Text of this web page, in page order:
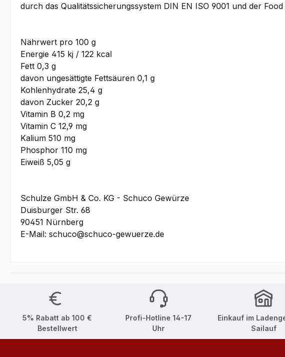
durch das Qualitätssicherungssystem DIN EN ISO 9001 und der
Nährwert pro 100 g
Energie 415 kj / 122 kcal
Fett 0,3 g
davon ungesättigte Fettsäuren 0,1 g
Kohlenhydrate 25,4 g
davon Zucker 20,2 g
Vitamin B 0,2 mg
Vitamin C 12,9 mg
Kalium 510 mg
Phosphor 110 mg
Eiweiß 5,05 g
Schulze GmbH & Co. KG - Schuco Gewürze
Duisburger Str. 68
90451 Nürnberg
E-Mail: schuco@schuco-gewuerze.de
5% Rabatt ab 100 €
Bestellwert
Profi-Hotline 14-17
Uhr
Einkauf im
Sailauf